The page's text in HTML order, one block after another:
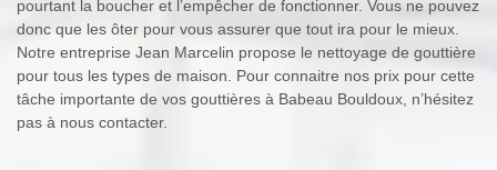
pourtant la boucher et l’empêcher de fonctionner. Vous ne pouvez
donc que les ôter pour vous assurer que tout ira pour le mieux.
Notre entreprise Jean Marcelin propose le nettoyage de gouttière
pour tous les types de maison. Pour connaitre nos prix pour cette
tâche importante de vos gouttières à Babeau Bouldoux, n’hésitez
pas à nous contacter.